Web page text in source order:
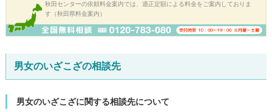
秋田センターの依頼料金案内では、適正定額による料金をご案内しておりま
す（秋田県料金案内）
男女のいざこざの相談先
男女のいざこざに関する相談先について